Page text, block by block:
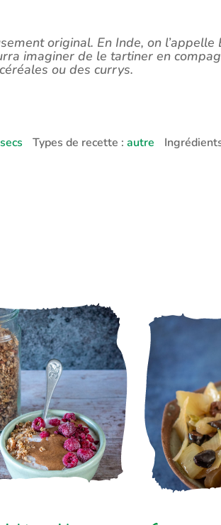
original. En Inde, on
imaginer de le tartiner en
ou des currys.
Types de recette :autre